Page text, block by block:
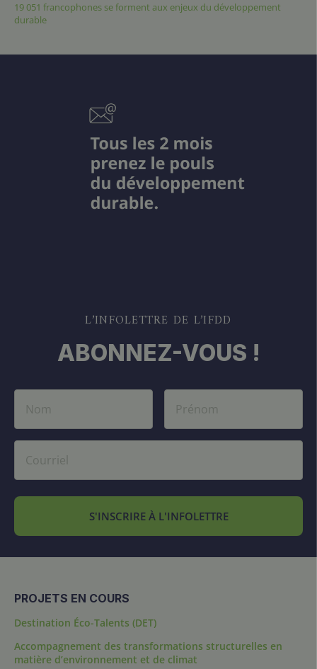
19 051 francophones se forment aux enjeux du développement
durable
L’INFOLETTRE DE L’IFDD
ABONNEZ-VOUS !
S'INSCRIRE À L'INFOLETTRE
PROJETS EN COURS
Destination Éco-Talents (DET)
Accompagnement des transformations structurelles en
matière d’environnement et de climat